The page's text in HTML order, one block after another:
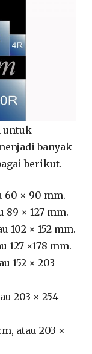
untuk
banyak
berikut.
60 × 90 mm.
89 × 127 mm.
102 × 152 mm.
127 ×178 mm.
152 × 203
203 × 254
atau 203 ×